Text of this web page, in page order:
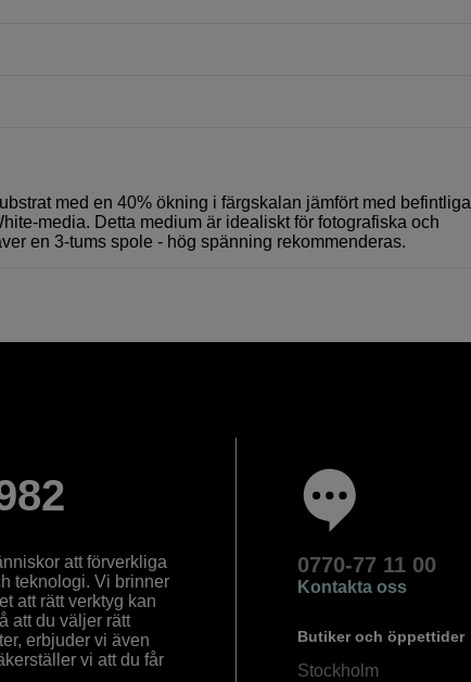
med en 40% ökning i färgskalan jämfört med befintliga
media. Detta medium är idealiskt för fotografiska och
en 3-tums spole - hög spänning rekommenderas.
att förverkliga
teknologi. Vi brinner
att rätt verktyg kan
att du väljer rätt
erbjuder vi även
vi att du får
0770-77 11 00
Kontakta oss
Butiker och öppettider
Stockholm